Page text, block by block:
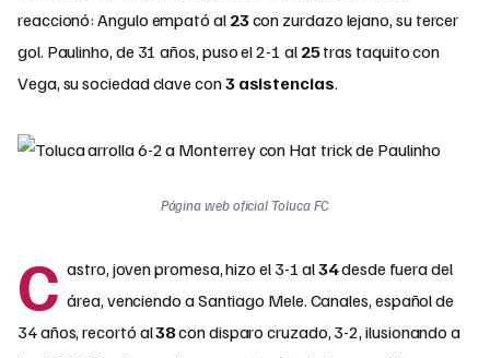
reaccionó: Angulo empató al 23con zurdazo lejano, su tercer
gol. Paulinho, de 31 años, puso el 2-1 al 25tras taquito con
Vega, su sociedad clave con3 asistencias.
Página web oficial Toluca FC
C astro, joven promesa, hizo el 3-1 al34desde fuera del
área, venciendo a Santiago Mele. Canales, español de
34 años, recortó al38con disparo cruzado, 3-2, ilusionando a